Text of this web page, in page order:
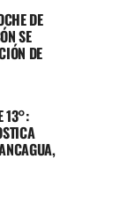
DE
SE
DE
13°: